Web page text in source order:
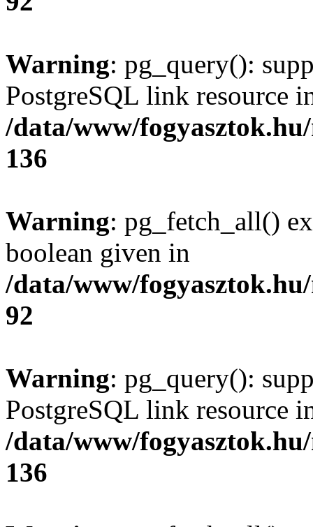
Warning: pg_query():
PostgreSQL link resource
/data/www/
136
Warning: pg_fetch_all()
boolean given in
/data/www/
92
Warning: pg_query():
PostgreSQL link resource
/data/www/
136